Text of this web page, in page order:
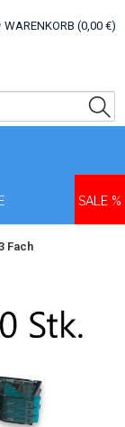
WARENKORB (0,00 €)
SALE %
Fach